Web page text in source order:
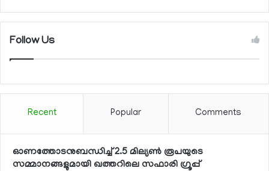
Follow Us
Recent Popular Comments
ഓണത്തോടനുബന്ധിച്ച് 2.5 മില്യണ്‍ രൂപയുടെ
സമ്മാനങ്ങളുമായി ഖത്തറിലെ സഫാരി ഗ്രൂപ്പ്